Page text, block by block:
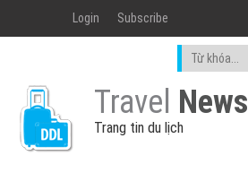
Login Subscribe
Travel News
Trang tin du lịch